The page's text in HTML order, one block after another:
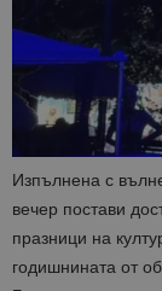
Изпълнена с
вечер постави
празници на
годишнината от